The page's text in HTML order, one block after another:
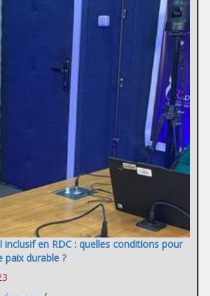
en RDC : quelles conditions pour
paix durable ?